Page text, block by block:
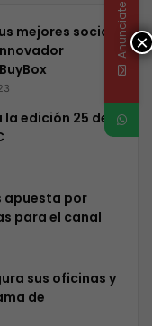
mejores socios
edición 25 de
apuesta por
para el canal
sus oficinas y
de
×
Anunciate